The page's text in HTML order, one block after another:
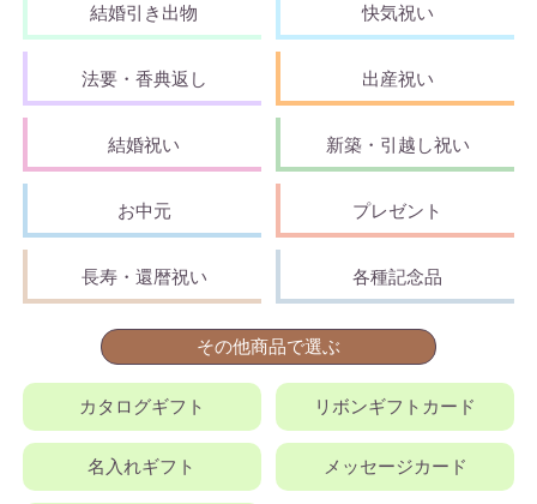
結婚引き出物 快気祝い
法要・香典返し 出産祝い
結婚祝い 新築・引越し祝い
お中元 プレゼント
長寿・還暦祝い 各種記念品
その他商品で選ぶ
カタログギフト リボンギフトカード
名入れギフト メッセージカード